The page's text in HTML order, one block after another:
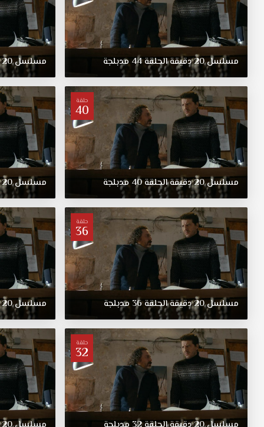
مسلسل20دقيقةالحلقة44 مدبلجة مسلسل20
حلقة
40
مسلسل20دقيقةالحلقة40 مدبلجة مسلسل20
حلقة
36
مسلسل20دقيقةالحلقة36 مدبلجة مسلسل20
حلقة
32